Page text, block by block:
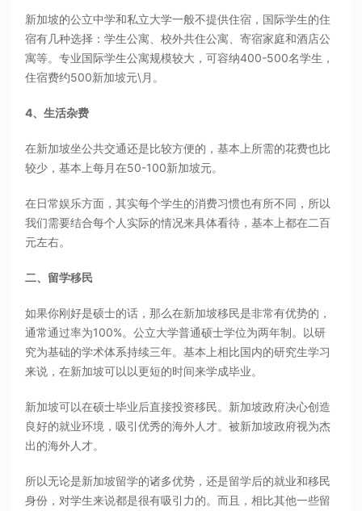
新加坡的公立中学和私立大学一般不提供住宿，国际学生的住
宿有几种选择：学生公寓、校外共住公寓、寄宿家庭和酒店公
寓等。专业国际学生公寓规模较大，可容纳400-500名学生，
住宿费约500新加坡元\月。
4、生活杂费
在新加坡坐公共交通还是比较方便的，基本上所需的花费也比
较少，基本上每月在50-100新加坡元。
在日常娱乐方面，其实每个学生的消费习惯也有所不同，所以
我们需要结合每个人实际的情况来具体看待，基本上都在二百
元左右。
二、留学移民
如果你刚好是硕士的话，那么在新加坡移民是非常有优势的，
通常通过率为100%。公立大学普通硕士学位为两年制。以研
究为基础的学术体系持续三年。基本上相比国内的研究生学习
来说，在新加坡可以以更短的时间来学成毕业。
新加坡可以在硕士毕业后直接投资移民。新加坡政府决心创造
良好的就业环境，吸引优秀的海外人才。被新加坡政府视为杰
出的海外人才。
所以无论是新加坡留学的诸多优势，还是留学后的就业和移民
身份，对学生来说都是很有吸引力的。而且，相比其他一些留